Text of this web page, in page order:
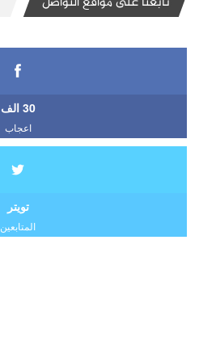
30 الف
اعجاب
تويتر
المتابعين